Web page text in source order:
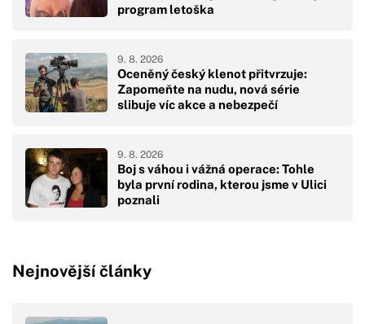
program letoška
Oceněný český klenot přitvrzuje:
Zapomeňte na nudu, nová série
slibuje víc akce a nebezpečí
9. 8. 2026
Boj s váhou i vážná operace: Tohle
byla první rodina, kterou jsme v Ulici
poznali
9. 8. 2026
Nejnovější články